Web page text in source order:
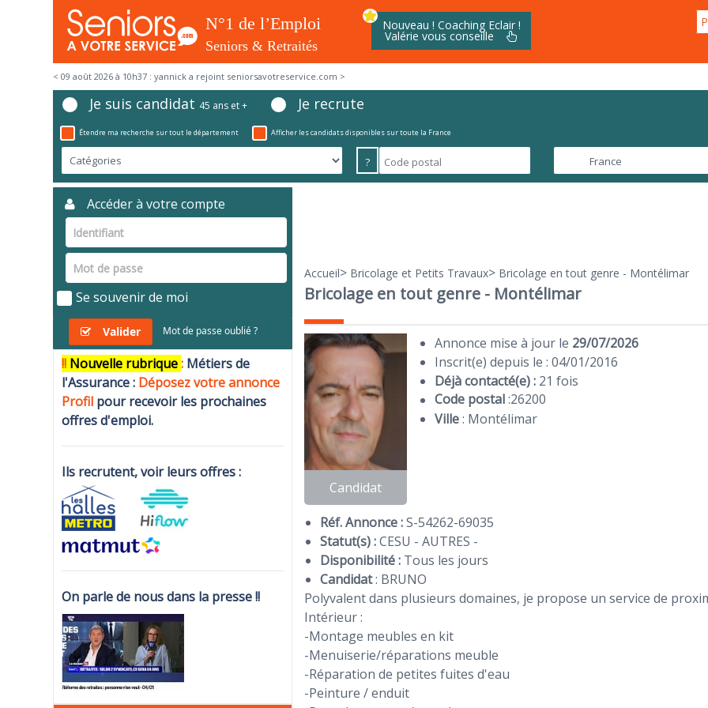
Nouveau ! Coaching Eclair !
Valérie vous conseille
< 09 août 2026 à 10h37 : yannick a rejoint seniorsavotreservice.com >
Je suis candidat 45 ans et + Je recrute
Étendre ma recherche sur tout le département Afficher les candidats disponibles sur toute la France
?
Accueil> Bricolage et Petits Travaux> Bricolage en tout genre - Montélimar
Bricolage en tout genre - Montélimar
Candidat
Annonce mise à jour le 29/07/2026
Inscrit(e) depuis le : 04/01/2016
Déjà contacté(e) : 21 fois
Code postal:26200
Ville: Montélimar
Réf. Annonce :S-54262-69035
Statut(s) :CESU - AUTRES -
Disponibilité :Tous les jours
Candidat: BRUNO
Polyvalent dans plusieurs domaines, je propose un service de
Intérieur :
-Montage meubles en kit
-Menuiserie/réparations meuble
-Réparation de petites fuites d'eau
-Peinture / enduit
Accéder à votre compte
Se souvenir de moi
Valider Mot de passe oublié ?
!! Nouvelle rubrique: Métiers de
l'Assurance : Déposez votre annonce
Profil pour recevoir les prochaines
offres d'emploi.
Ils recrutent, voir leurs offres :
On parle de nous dans la presse !!